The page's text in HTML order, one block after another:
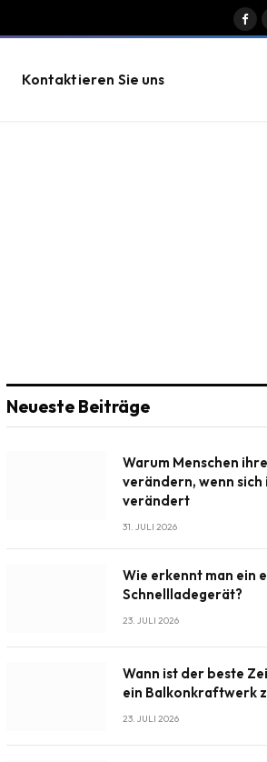
Kontaktieren Sie uns
Neueste Beiträge
Warum Menschen
verändern, wenn sich
verändert
31. JULI 2026
Wie erkennt man ein
Schnellladegerät?
23. JULI 2026
Wann ist der beste
ein Balkonkraftwerk
23. JULI 2026